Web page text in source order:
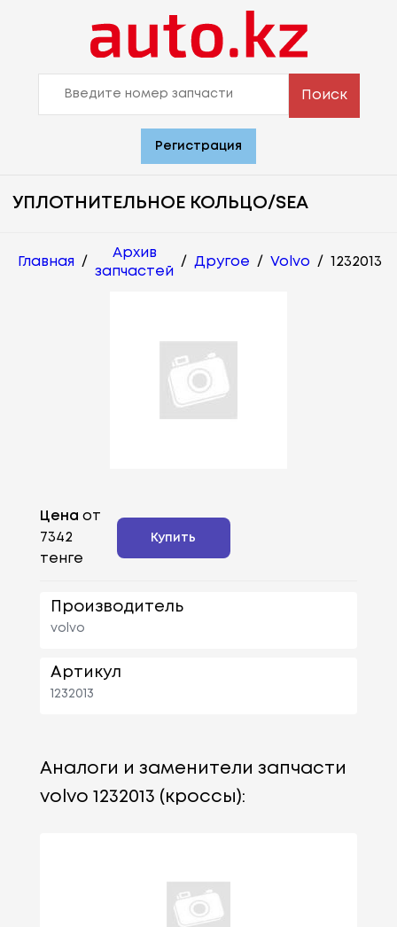
Поиск
Регистрация
УПЛОТНИТЕЛЬНОЕ КОЛЬЦО/SEA
Главная /
Архив
запчастей
/ Другое / Volvo / 1232013
Цена от
7342
тенге
Купить
Производитель
volvo
Артикул
1232013
Аналоги и заменители запчасти
volvo 1232013 (кроссы):